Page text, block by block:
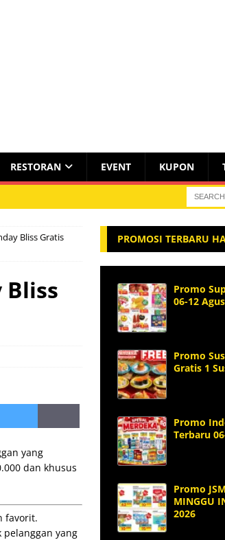
RESTORAN EVENT KUPON
Bliss Gratis
yang
dan khusus
favorit.
yang
PROMOSI TERBARU
Promo
06-12
Promo
Gratis 1
Promo
Terbaru
Promo
MINGGU
2026